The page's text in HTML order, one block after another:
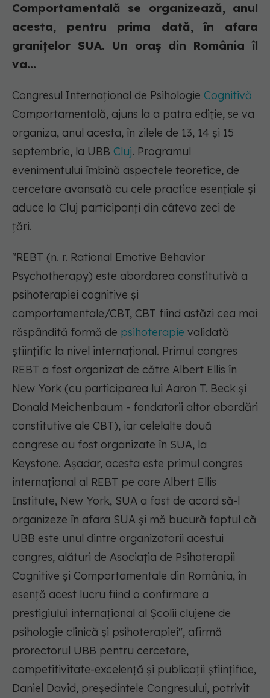
Comportamentală se organizează, anul
acesta, pentru prima dată, în afara
granițelor SUA. Un oraș din România îl
va...
Congresul Internațional de Psihologie Cognitivă
Comportamentală, ajuns la a patra ediție, se va
organiza, anul acesta, în zilele de 13, 14 și 15
septembrie, la UBB Cluj. Programul
evenimentului îmbină aspectele teoretice, de
cercetare avansată cu cele practice esențiale și
aduce la Cluj participanți din câteva zeci de
țări.
"REBT (n. r. Rational Emotive Behavior
Psychotherapy) este abordarea constitutivă a
psihoterapiei cognitive și
comportamentale/CBT, CBT fiind astăzi cea mai
răspândită formă de psihoterapie validată
științific la nivel internațional. Primul congres
REBT a fost organizat de către Albert Ellis în
New York (cu participarea lui Aaron T. Beck și
Donald Meichenbaum - fondatorii altor abordări
constitutive ale CBT), iar celelalte două
congrese au fost organizate în SUA, la
Keystone. Așadar, acesta este primul congres
internațional al REBT pe care Albert Ellis
Institute, New York, SUA a fost de acord să-l
organizeze în afara SUA și mă bucură faptul că
UBB este unul dintre organizatorii acestui
congres, alături de Asociația de Psihoterapii
Cognitive și Comportamentale din România, în
esență acest lucru fiind o confirmare a
prestigiului internațional al Școlii clujene de
psihologie clinică și psihoterapiei", afirmă
prorectorul UBB pentru cercetare,
competitivitate-excelență și publicații științifice,
Daniel David, președintele Congresului, potrivit